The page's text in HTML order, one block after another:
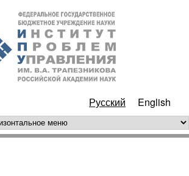
Перейти к основному
содержанию
Русский English
меню